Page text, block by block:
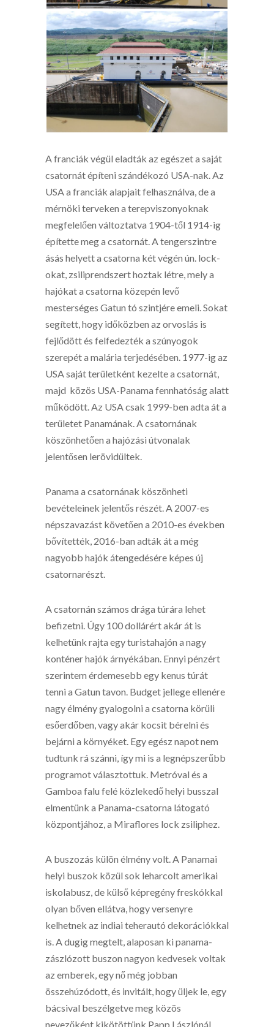
A franciák végül eladták az egészet a saját
csatornát építeni szándékozó USA-nak. Az
USA a franciák alapjait felhasználva, de a
mérnöki terveken a terepviszonyoknak
megfelelően változtatva 1904-től 1914-ig
építette meg a csatornát. A tengerszintre
ásás helyett a csatorna két végén ún. lock-
okat, zsiliprendszert hoztak létre, mely a
hajókat a csatorna közepén levő
mesterséges Gatun tó szintjére emeli. Sokat
segített, hogy időközben az orvoslás is
fejlődött és felfedezték a szúnyogok
szerepét a malária terjedésében. 1977-ig az
USA saját területként kezelte a csatornát,
majd közös USA-Panama fennhatóság alatt
működött. Az USA csak 1999-ben adta át a
területet Panamának. A csatornának
köszönhetően a hajózási útvonalak
jelentősen lerövidültek.
Panama a csatornának köszönheti
bevételeinek jelentős részét. A 2007-es
népszavazást követően a 2010-es években
bővítették, 2016-ban adták át a még
nagyobb hajók átengedésére képes új
csatornarészt.
A csatornán számos drága túrára lehet
befizetni. Úgy 100 dollárért akár át is
kelhetünk rajta egy turistahajón a nagy
konténer hajók árnyékában. Ennyi pénzért
szerintem érdemesebb egy kenus túrát
tenni a Gatun tavon. Budget jellege ellenére
nagy élmény gyalogolni a csatorna körüli
esőerdőben, vagy akár kocsit bérelni és
bejárni a környéket. Egy egész napot nem
tudtunk rá szánni, így mi is a legnépszerűbb
programot választottuk. Metróval és a
Gamboa falu felé közlekedő helyi busszal
elmentünk a Panama-csatorna látogató
központjához, a Miraflores lock zsiliphez.
A buszozás külön élmény volt. A Panamai
helyi buszok közül sok leharcolt amerikai
iskolabusz, de külső képregény freskókkal
olyan bőven ellátva, hogy versenyre
kelhetnek az indiai teherautó dekorációkkal
is. A dugig megtelt, alaposan ki panama-
zászlózott buszon nagyon kedvesek voltak
az emberek, egy nő még jobban
összehúzódott, és invitált, hogy üljek le, egy
bácsival beszélgetve meg közös
nevezőként kikötöttünk Papp Lászlónál.